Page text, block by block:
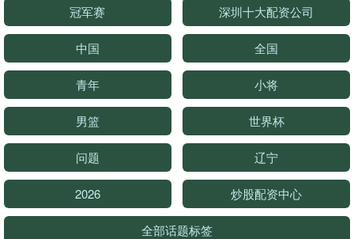
冠军赛 深圳十大配资公司
中国 全国
青年 小将
男篮 世界杯
问题 辽宁
2026 炒股配资中心
全部话题标签